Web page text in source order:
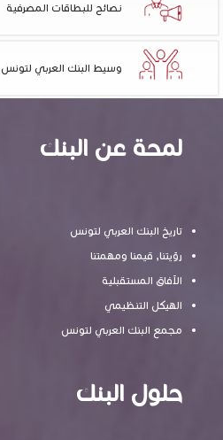
نصائح للبطاقات المصرفية
وسيط البنك العربي لتونس
لمحة عن البنك
تاريخ البنك العربي لتونس
رؤيتنا, قيمنا ومهمتنا
الآفاق المستقبلية
الهيكل التنظيمي
مجمع البنك العربي لتونس
حلول البنك